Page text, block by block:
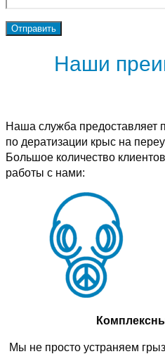
Наши
Наша служба предоставляет
по дератизации крыс на
Большое количество
работы с нами:
Мы не просто устраняем